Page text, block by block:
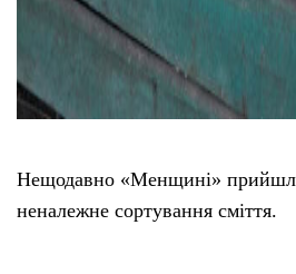
Нещодавно «Менщині»
неналежне сортування сміття.